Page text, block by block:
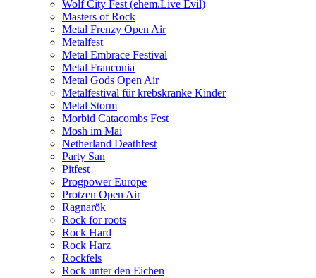
Wolf City Fest (ehem.Live Evil)
Masters of Rock
Metal Frenzy Open Air
Metalfest
Metal Embrace Festival
Metal Franconia
Metal Gods Open Air
Metalfestival für krebskranke Kinder
Metal Storm
Morbid Catacombs Fest
Mosh im Mai
Netherland Deathfest
Party San
Pitfest
Progpower Europe
Protzen Open Air
Ragnarök
Rock for roots
Rock Hard
Rock Harz
Rockfels
Rock unter den Eichen